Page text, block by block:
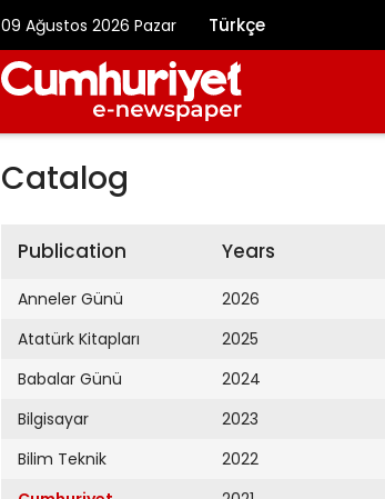
09 Ağustos 2026 Pazar Türkçe
Catalog
Publication
Anneler Günü
Atatürk Kitapları
Babalar Günü
Bilgisayar
Bilim Teknik
Years
2026
2025
2024
2023
2022